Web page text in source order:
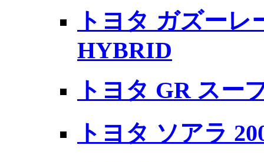
トヨタ ガズーレ
HYBRID
トヨタ GR スー
トヨタ ソアラ